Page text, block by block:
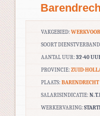
VAKGEBIED:
SOORT
AANTAL UUR: 32-40
PROVINCIE: ZUID-
PLAATS: BARENDRECHT
SALARISINDICATIE:
WERKERVARING: